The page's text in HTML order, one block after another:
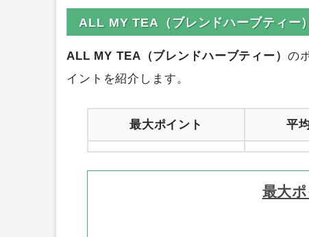
0円 ハピタス
ALL MY TEA（ブレンドハーブティー
ALL MY TEA（ブレンドハーブティー）の
イントを紹介します。
平